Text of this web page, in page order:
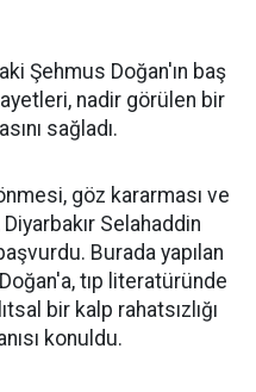
Şehmus Doğan'ın baş
nadir görülen bir
sağladı.
göz kararması ve
Selahaddin
Burada yapılan
tıp literatüründe
bir kalp rahatsızlığı
konuldu.